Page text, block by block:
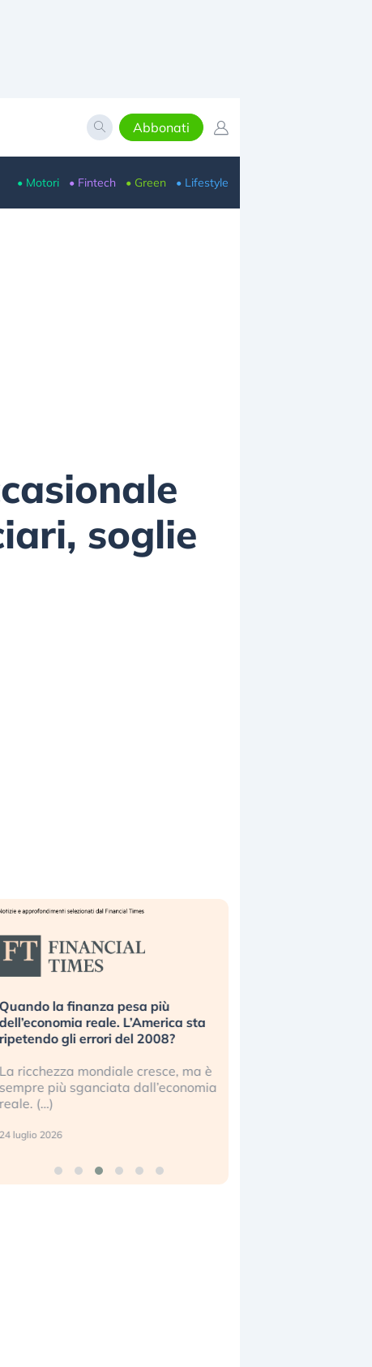
Abbonati
• Motori • Fintech • Green • Lifestyle
soglie
Quando la finanza pesa più
dell’economia reale. L’America sta
ripetendo gli errori del 2008?
La ricchezza mondiale cresce, ma è
sempre più sganciata dall’economia
reale. (…)
24 luglio 2026